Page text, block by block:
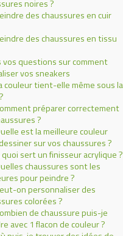
noires ?
des chaussures en cuir
des chaussures en tissu
vos questions sur comment
vos sneakers
couleur tient-elle même sous la
préparer correctement
?
est la meilleure couleur
sur vos chaussures ?
quoi sert un finisseur acrylique ?
chaussures sont les
pour peindre ?
on personnaliser des
colorées ?
de chaussure puis-je
avec 1 flacon de couleur ?